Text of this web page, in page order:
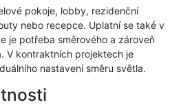
pokoje, lobby, rezidenční
nebo recepce. Uplatní se také v
je potřeba směrového a zároveň
V kontraktních projektech je
nastavení směru světla.